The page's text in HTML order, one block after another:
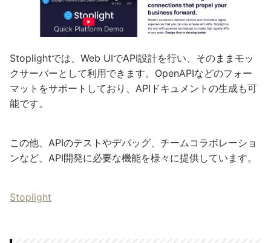
Stoplightでは、Web UIでAPI設計を行い、そのままモッ
クサーバーとして利用できます。OpenAPIなどのフォー
マットをサポートしており、APIドキュメントの生成も可
能です。
この他、APIのテストやデバッグ、チームコラボレーショ
ンなど、API開発に必要な機能を様々に提供しています。
Stoplight